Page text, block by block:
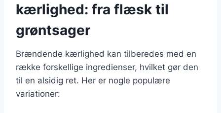
kærlighed: fra flæsk til
grøntsager
Brændende kærlighed kan tilberedes med en
række forskellige ingredienser, hvilket gør den
til en alsidig ret. Her er nogle populære
variationer: